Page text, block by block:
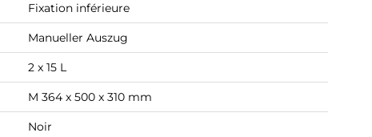
Fixation inférieure
Manueller Auszug
2 x 15 L
M 364 x 500 x 310 mm
Noir